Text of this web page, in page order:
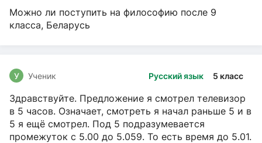
Можно ли поступить на философию после 9
класса, Беларусь
Русский язык 5 класс
У Ученик
Здравствуйте. Предложение я смотрел телевизор
в 5 часов. Означает, смотреть я начал раньше 5 и в
5 я ещё смотрел. Под 5 подразумевается
промежуток с 5.00 до 5.059. То есть время до 5.01.